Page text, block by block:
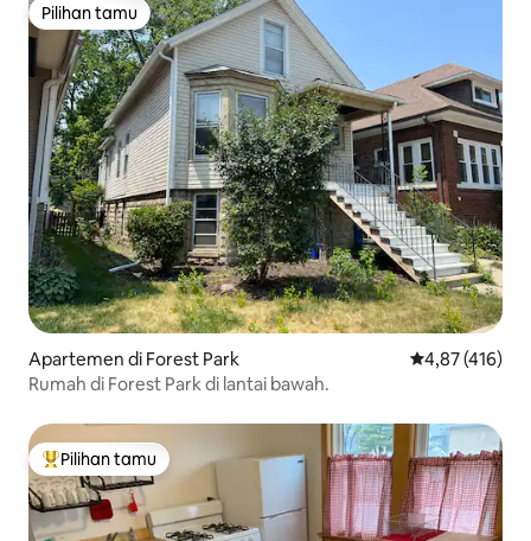
Pilihan tamu
Pilihan tamu
Apartemen di Forest Park Nilai rata-rata
4,87 (416)
Rumah di Forest Park di lantai bawah.
Pilihan tamu terpopuler
Pilihan tamu